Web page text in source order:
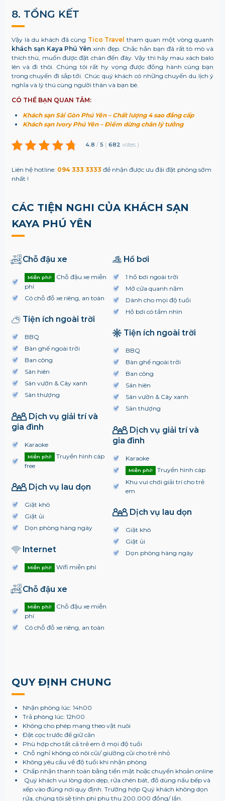
8. TỔNG KẾT
Vậy là du khách đã cùng Tico Travel tham quan một vòng quanh
khách sạn Kaya Phú Yên xinh đẹp. Chắc hẳn bạn đã rất tò mò và
thích thú, muốn được đặt chân đến đây. Vậy thì hãy mau xách balo
lên và đi thôi. Chúng tôi rất hy vọng được đồng hành cùng bạn
trong chuyến đi sắp tới. Chúc quý khách có những chuyến du lịch ý
nghĩa và lý thú cùng người thân và bạn bè.
CÓ THỂ BẠN QUAN TÂM:
Khách sạn Sài Gòn Phú Yên – Chất lượng 4 sao đẳng cấp
Khách sạn Ivory Phú Yên – Điểm dừng chân lý tưởng
4.8 / 5 ( 682 votes )
Liên hệ hotline: 094 333 3333 để nhận được ưu đãi đặt phòng sớm
nhất !
CÁC TIỆN NGHI CỦA KHÁCH SẠN
KAYA PHÚ YÊN
Chỗ đậu xe
Miễn phí!
Chỗ đậu xe miễn
phí
Có chỗ đỗ xe riêng, an toàn
Tiện ích ngoài trời
BBQ
Bàn ghế ngoài trời
Ban công
Sân hiên
Sân vườn & Cây xanh
Sân thượng
Dịch vụ giải trí và
gia đình
Karaoke
Miễn phí!
Truyền hình cáp
free
Dịch vụ lau dọn
Giặt khô
Giặt ủi
Dọn phòng hàng ngày
Internet
Miễn phí! Wifi miễn phí
Chỗ đậu xe
Miễn phí!
Chỗ đậu xe miễn
phí
Có chỗ đỗ xe riêng, an toàn
Hồ bơi
1 hồ bơi ngoài trời
Mở cửa quanh năm
Dành cho mọi độ tuổi
Hồ bơi có tầm nhìn
Tiện ích ngoài trời
BBQ
Bàn ghế ngoài trời
Ban công
Sân hiên
Sân vườn & Cây xanh
Sân thượng
Dịch vụ giải trí và
gia đình
Karaoke
Miễn phí!
Truyền hình cáp
Khu vui chơi giải trí cho trẻ
em
Dịch vụ lau dọn
Giặt khô
Giặt ủi
Dọn phòng hàng ngày
QUY ĐỊNH CHUNG
Nhận phòng lúc: 14h00
Trả phòng lúc: 12h00
Không cho phép mang theo vật nuôi
Đặt cọc trước để giữ căn
Phù hợp cho tất cả trẻ em ở mọi độ tuổi
Chỗ nghỉ không có nôi cũi/ giường cũi cho trẻ nhỏ
Không yêu cầu về độ tuổi khi nhận phòng
Chấp nhận thanh toán bằng tiền mặt hoặc chuyển khoản online
Quý khách vui lòng dọn dẹp, rửa chén bát, đồ dùng nấu bếp và
xếp vào đúng nơi quy định. Trường hợp Quý khách không dọn
rửa, chúng tôi sẽ tính phí phụ thu 200.000 đồng/ lần.